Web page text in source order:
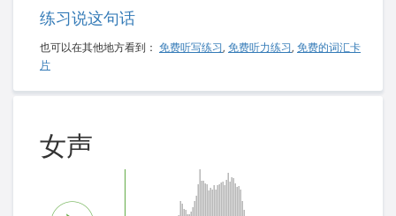
练习说这句话
也可以在其他地方看到： 免费听写练习, 免费听力练习, 免费的词汇卡
片
女声